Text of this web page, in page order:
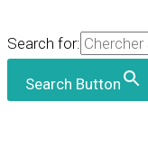
Search for:
Search Button